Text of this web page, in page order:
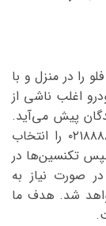
را در منزل و با
اغلب ناشی از
پیش می‌آید.
اگر نیاز به کمک فوری دارید، تماس با ۰۲۱۸۸۸۸۲۲۲۲ را انتخاب
تکنسین‌ها در
صورت نیاز به
شد. هدف ما